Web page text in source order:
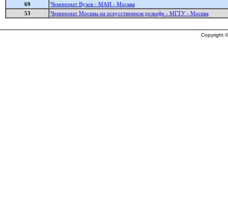
69
Чемпионат Вузов - МАИ - Москва
53
Чемпионат Москвы на искусственном рельефе - МГТУ - Москва
Copyright